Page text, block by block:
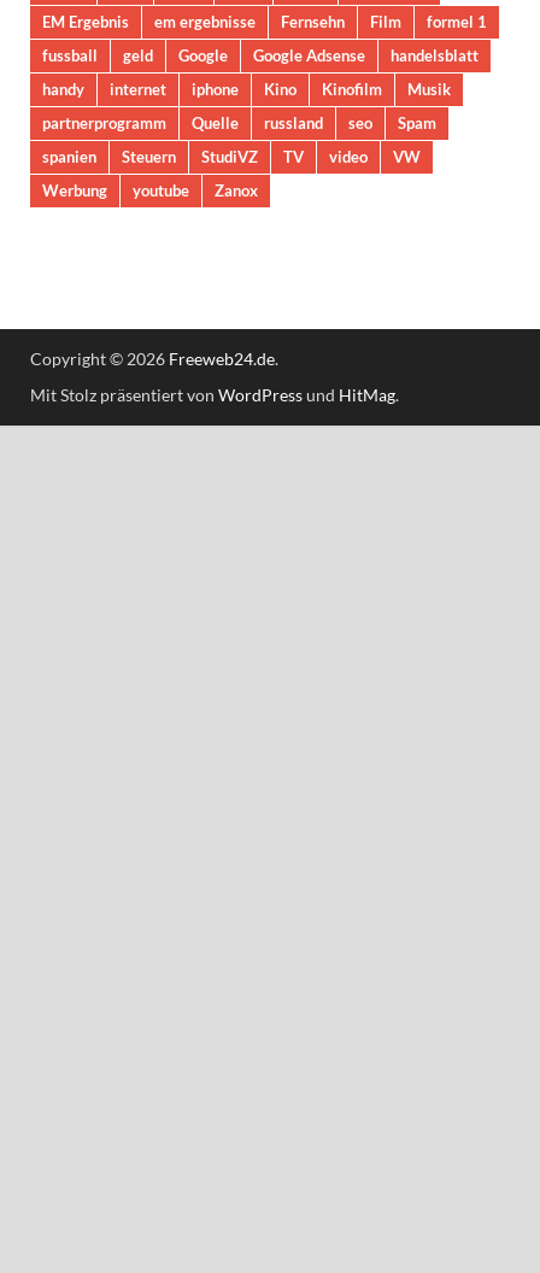
EM Ergebnis
em ergebnisse Fernsehn Film
formel 1
fussball
geld Google Google Adsense
handelsblatt
handy
internet iphone Kino Kinofilm
Musik
partnerprogramm
Quelle russland seo
Spam
spanien
Steuern StudiVZ TV video
VW
Werbung
youtube Zanox
Copyright © 2026 Freeweb24.de.
Mit Stolz präsentiert von WordPressund HitMag.